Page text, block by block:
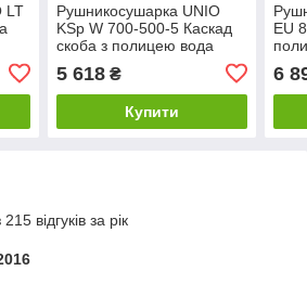
LT
Рушникосушарка UNIO
KSp W 700-500-5 Каскад
скоба з полицею вода
5 618₴
Купити
EU
6
відгуків за рік